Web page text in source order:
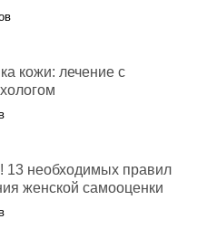
кожи: лечение с
необходимых правил
женской самооценки